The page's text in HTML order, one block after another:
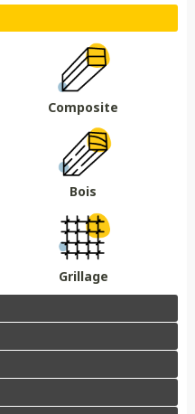
Composite
Bois
Grillage
Coloris au choix
DMC 303 B
DMC 305
Tour piscine
Couvertine